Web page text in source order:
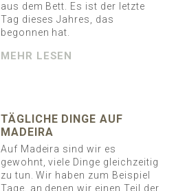
aus dem Bett. Es ist der letzte
Tag dieses Jahres, das
begonnen hat.
MEHR LESEN
TÄGLICHE DINGE AUF
MADEIRA
Auf Madeira sind wir es
gewohnt, viele Dinge gleichzeitig
zu tun. Wir haben zum Beispiel
Tage, an denen wir einen Teil der